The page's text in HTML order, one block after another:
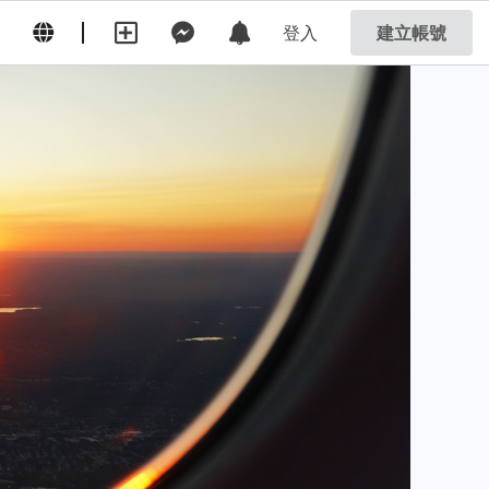
登入 建立帳號